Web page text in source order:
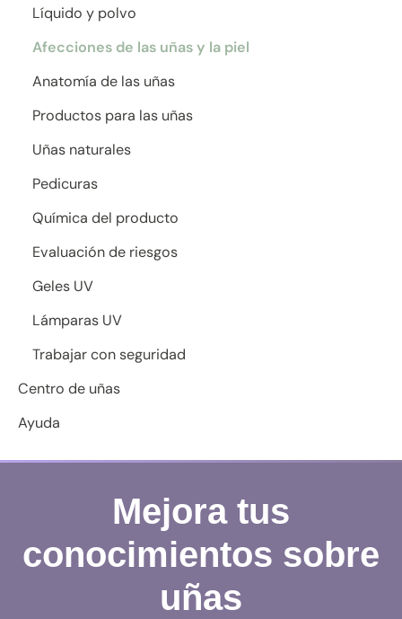
Líquido y polvo
Afecciones de las uñas y la piel
Anatomía de las uñas
Productos para las uñas
Uñas naturales
Pedicuras
Química del producto
Evaluación de riesgos
Geles UV
Lámparas UV
Trabajar con seguridad
Centro de uñas
Ayuda
Mejora tus
conocimientos sobre
uñas